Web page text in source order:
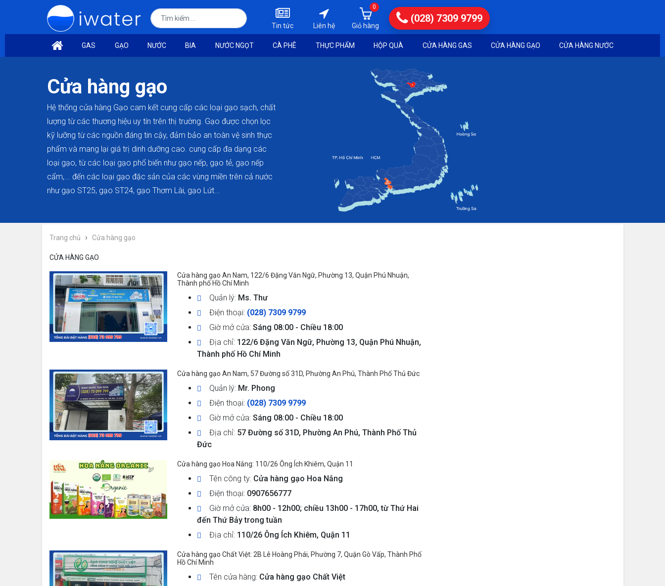
Tin tức Liên hệ
0
(028) 7309 9799
GAS GẠO NƯỚC BIA NƯỚC NGỌT CÀ PHÊ THỰC PHẨM HỘP QUÀ CỬA HÀNG GAS CỬA HÀNG GẠO CỬA HÀNG NƯỚC
Cửa hàng gạo
Hệ thống cửa hàng Gạo cam kết cung cấp các loại gạo sạch, chất
lượng từ các thương hiệu uy tín trên thị trường. Gạo được chọn lọc
kỹ lưỡng từ các nguồn đáng tin cậy, đảm bảo an toàn vệ sinh thực
phẩm và mang lại giá trị dinh dưỡng cao. cung cấp đa dạng các
loại gạo, từ các loại gạo phổ biến như gạo nếp, gạo tẻ, gạo nếp
cẩm,... đến các loại gạo đặc sản của các vùng miền trên cả nước
như gạo ST25, gạo ST24, gạo Thơm Lài, gạo Lứt...
Trang chủ › Cửa hàng gạo
CỬA HÀNG GẠO
Cửa hàng gạo An Nam, 122/6 Đặng Văn Ngữ, Phường 13, Quận Phú Nhuận,
Thành phố Hồ Chí Minh
Quản lý: Ms. Thư
Điện thoại: (028) 7309 9799
Giờ mở cửa: Sáng 08:00 - Chiều 18:00
Địa chỉ: 122/6 Đặng Văn Ngữ, Phường 13, Quận Phú Nhuận,
Thành phố Hồ Chí Minh
Cửa hàng gạo An Nam, 57 Đường số 31D, Phường An Phú, Thành Phố Thủ Đức
Quản lý: Mr. Phong
Điện thoại: (028) 7309 9799
Giờ mở cửa: Sáng 08:00 - Chiều 18:00
Địa chỉ: 57 Đường số 31D, Phường An Phú, Thành Phố Thủ
Đức
Cửa hàng gạo Hoa Nắng: 110/26 Ông Ích Khiêm, Quận 11
Tên công ty: Cửa hàng gạo Hoa Nắng
Điện thoại: 0907656777
Giờ mở cửa: 8h00 - 12h00; chiều 13h00 - 17h00, từ Thứ Hai
đến Thứ Bảy trong tuần
Địa chỉ: 110/26 Ông Ích Khiêm, Quận 11
Cửa hàng gạo Chất Việt: 2B Lê Hoàng Phái, Phường 7, Quận Gò Vấp, Thành Phố
Hồ Chí Minh
Tên cửa hàng: Cửa hàng gạo Chất Việt